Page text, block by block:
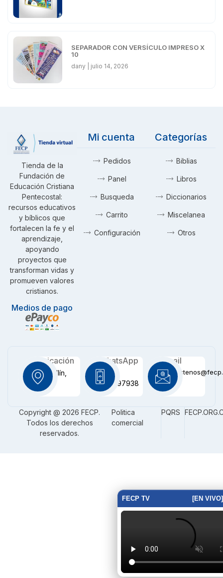
FECP TV [EN VIVO]
SEPARADOR CON VERSÍCULO IMPRESO X
10
dany julio 14, 2026
Tienda de la
Fundación de
Educación Cristiana
Pentecostal:
recursos educativos
y bíblicos que
fortalecen la fe y el
aprendizaje,
apoyando
proyectos que
transforman vidas y
promueven valores
cristianos.
Medios de pago
Mi cuenta
Pedidos
Panel
Busqueda
Carrito
Configuración
Categorías
Biblias
Libros
Diccionarios
Miscelanea
Otros
Ubicación
Medellín,
CO
WhatsApp
+57
3116097938
Email
Copyright @ 2026 FECP.
Todos los derechos
reservados.
Politica
comercial
PQRS